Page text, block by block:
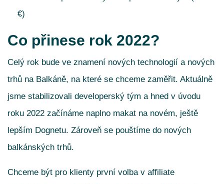
€)
Co přinese rok 2022?
Celý rok bude ve znamení nových technologií a nových
trhů na Balkáně, na které se chceme zaměřit. Aktuálně
jsme stabilizovali developerský tým a hned v úvodu
roku 2022 začínáme naplno makat na novém, ještě
lepším Dognetu. Zároveň se pouštíme do nových
balkánských trhů.
Chceme být pro klienty první volba v affiliate